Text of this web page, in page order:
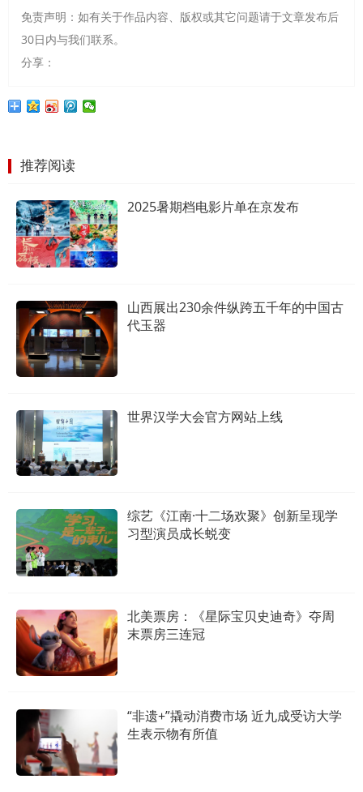
免责声明：如有关于作品内容、版权或其它问题请于文章发布后
30日内与我们联系。
分享：
推荐阅读
2025暑期档电影片单在京发布
山西展出230余件纵跨五千年的中国古
代玉器
世界汉学大会官方网站上线
综艺《江南·十二场欢聚》创新呈现学
习型演员成长蜕变
北美票房：《星际宝贝史迪奇》夺周
末票房三连冠
“非遗+”撬动消费市场 近九成受访大学
生表示物有所值